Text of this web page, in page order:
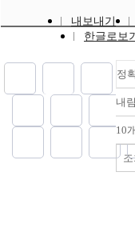
내보내기
한글로보
정
내
10